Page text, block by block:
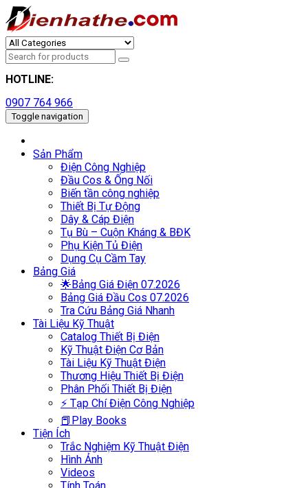
HOTLINE:
0907 764 966
Toggle navigation
Sản Phẩm
Điện Công Nghiệp
Đầu Cos & Ống Nối
Biến tần công nghiệp
Thiết Bị Tự Động
Dây & Cáp Điện
Tụ Bù – Cuộn Kháng & BĐK
Phụ Kiện Tủ Điện
Dụng Cụ Cầm Tay
Bảng Giá
🌟Bảng Giá Điện 07.2026
Bảng Giá Đầu Cos 07.2026
Tra Cứu Bảng Giá Nhanh
Tài Liệu Kỹ Thuật
Catalog Thiết Bị Điện
Kỹ Thuật Điện Cơ Bản
Tài Liệu Kỹ Thuật Điện
Thương Hiệu Thiết Bị Điện
Phân Phối Thiết Bị Điện
⚡ Tạp Chí Điện Công Nghiệp
📕Play Books
Tiện Ích
Trắc Nghiệm Kỹ Thuật Điện
Hình Ảnh
Videos
Tính Toán